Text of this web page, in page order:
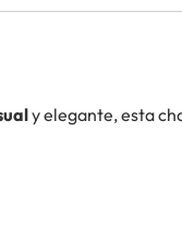
y elegante, esta